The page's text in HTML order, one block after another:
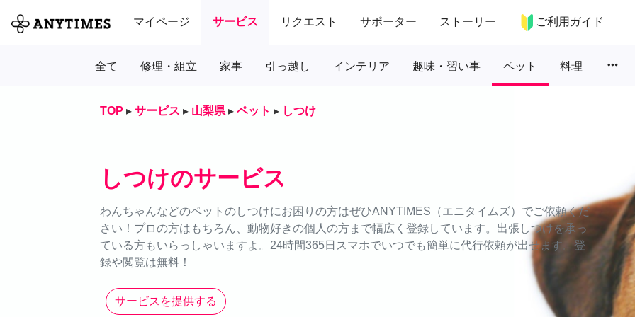
マイページ サービス リクエスト サポーター ストーリー ご利用ガイド
全て 修理・組立 家事 引っ越し インテリア 趣味・習い事 ペット 料理 more_horiz
TOP ▸ サービス ▸ 山梨県 ▸ ペット ▸ しつけ
しつけのサービス
わんちゃんなどのペットのしつけにお困りの方はぜひANYTIMES（エニタイムズ）でご依頼くだ
さい！プロの方はもちろん、動物好きの個人の方まで幅広く登録しています。出張しつけを承っ
ている方もいらっしゃいますよ。24時間365日スマホでいつでも簡単に代行依頼が出せます。登
録や閲覧は無料！
サービスを提供する